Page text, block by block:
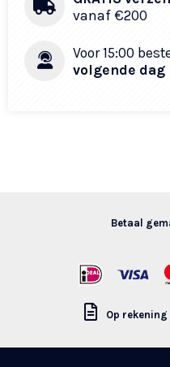
vanaf €200​
Voor 15:00
volgende dag
Betaal
Op